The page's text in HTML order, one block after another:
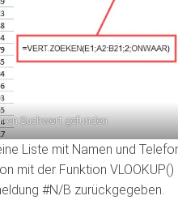
Suchwert gefunden
Liste mit Namen und
mit der Funktion
#N/B zurückgegeben.